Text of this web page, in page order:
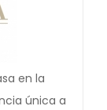
en la
única a